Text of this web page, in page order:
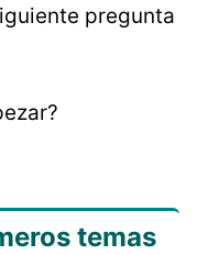
pregunta
temas